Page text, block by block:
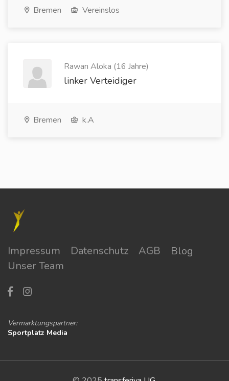
Bremen Vereinslos
Rawan Aloka (16 Jahre)
linker Verteidiger
Bremen k.A
Impressum Datenschutz AGB
Blog
Unser Team
Vermarktungspartner:
Sportplatz Media